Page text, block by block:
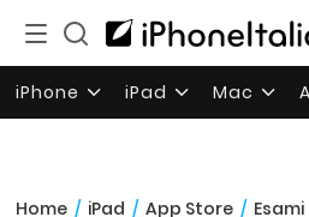
iPhone iPad Mac
Home / iPad / App Store /